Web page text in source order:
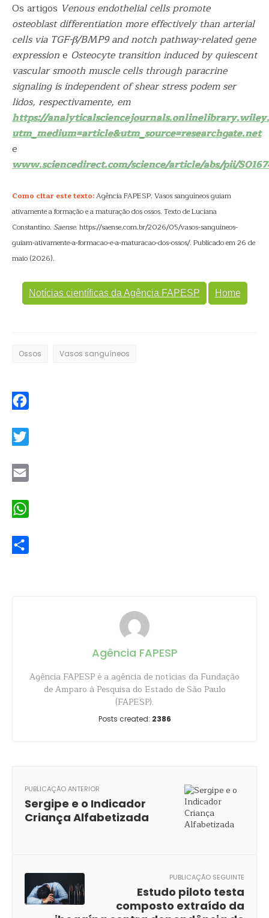
Os artigos Venous endothelial cells promote
osteoblast differentiation more effectively than arterial
cells via TGF-β/BMP9 and notch pathway-related gene
expressione Osteocyte transition induced by quiescent
vascular smooth muscle cells through paracrine
signaling is independent of shear stresspodem ser
lidos, respectivamente, em
https://
utm_medium=article&utm_source=researchgate.net
e
www.sciencedirect.com/science/article/abs/pii/
Como citar este texto:Agência FAPESP. Vasos sanguíneos guiam
ativamente a formação e a maturação dos ossos. Texto de Luciana
Constantino. Saense. https://saense.com.br/2026/05/vasos-sanguineos-
guiam-ativamente-a-formacao-e-a-maturacao-dos-ossos/. Publicado em 26 de
maio (2026).
Notícias científicas da Agência FAPESP Home
Ossos Vasos sanguíneos
Agência FAPESP
Agência FAPESP é a agência de notícias da Fundação
de Amparo à Pesquisa do Estado de São Paulo
(FAPESP).
Posts created: 2386
PUBLICAÇÃO ANTERIOR
Sergipe e o Indicador
Criança Alfabetizada
PUBLICAÇÃO SEGUINTE
Estudo piloto testa
composto extraído da